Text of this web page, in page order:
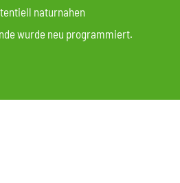
naturnahen
wurde neu programmiert.